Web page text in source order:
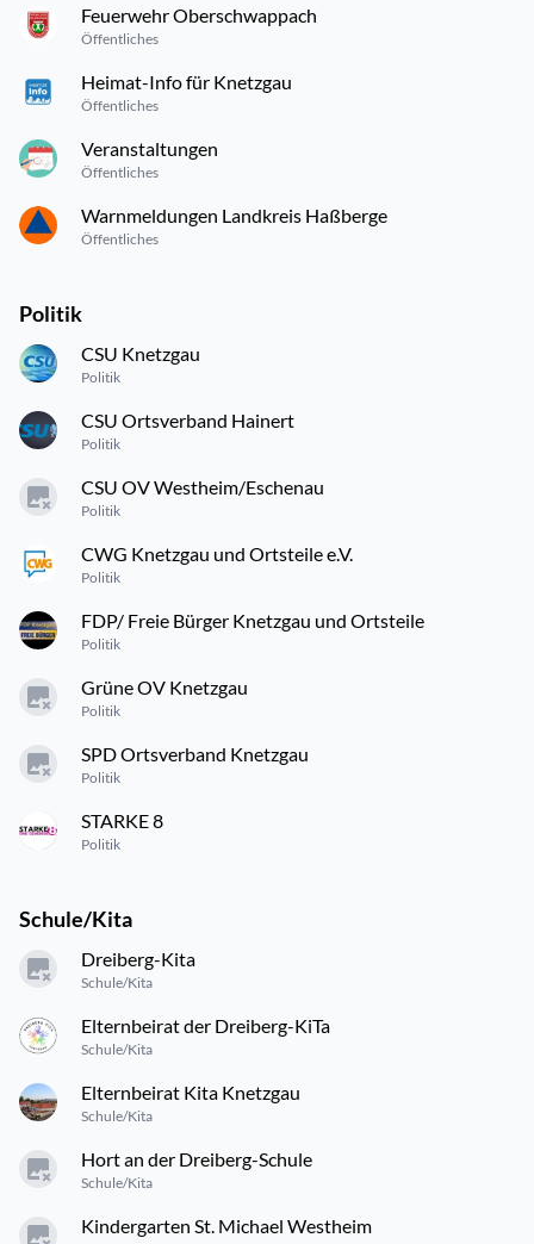
Feuerwehr Oberschwappach
Öffentliches
Heimat-Info für Knetzgau
Öffentliches
Veranstaltungen
Öffentliches
Warnmeldungen Landkreis Haßberge
Öffentliches
Politik
CSU Knetzgau
Politik
CSU Ortsverband Hainert
Politik
CSU OV Westheim/Eschenau
Politik
CWG Knetzgau und Ortsteile e.V.
Politik
FDP/ Freie Bürger Knetzgau und Ortsteile
Politik
Grüne OV Knetzgau
Politik
SPD Ortsverband Knetzgau
Politik
STARKE 8
Politik
Schule/Kita
Dreiberg-Kita
Schule/Kita
Elternbeirat der Dreiberg-KiTa
Schule/Kita
Elternbeirat Kita Knetzgau
Schule/Kita
Hort an der Dreiberg-Schule
Schule/Kita
Kindergarten St. Michael Westheim